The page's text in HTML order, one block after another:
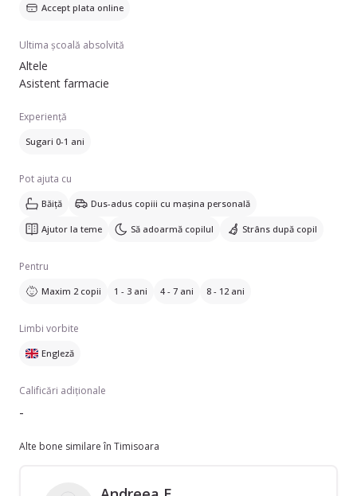
Accept plata online
Ultima școală absolvită
Altele
Asistent farmacie
Experiență
Sugari 0-1 ani
Pot ajuta cu
Băiță Dus-adus copiii cu mașina personală
Ajutor la teme Să adoarmă copilul Strâns după copil
Pentru
Maxim 2 copii 1 - 3 ani 4 - 7 ani 8 - 12 ani
Limbi vorbite
Engleză
Calificări adiționale
-
Alte bone similare în Timisoara